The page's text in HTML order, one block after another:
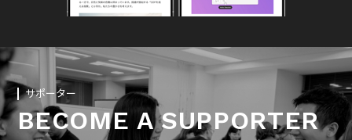
サポーター
BECOME A SUPPORTER